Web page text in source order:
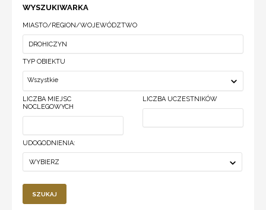
WYSZUKIWARKA
MIASTO/REGION/WOJEWÓDZTWO
TYP OBIEKTU
Wszystkie
LICZBA MIEJSC
NOCLEGOWYCH
LICZBA UCZESTNIKÓW
UDOGODNIENIA:
WYBIERZ
SZUKAJ